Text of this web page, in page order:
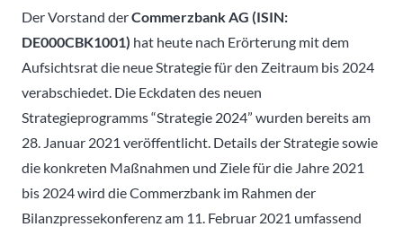
Der Vorstand derCommerzbank AG (ISIN:
DE000CBK1001) hat heute nach Erörterung mit dem
Aufsichtsrat die neue Strategie für den Zeitraum bis 2024
verabschiedet. Die Eckdaten des neuen
Strategieprogramms “Strategie 2024” wurden bereits am
28. Januar 2021 veröffentlicht. Details der Strategie sowie
die konkreten Maßnahmen und Ziele für die Jahre 2021
bis 2024 wird die Commerzbank im Rahmen der
Bilanzpressekonferenz am 11. Februar 2021 umfassend